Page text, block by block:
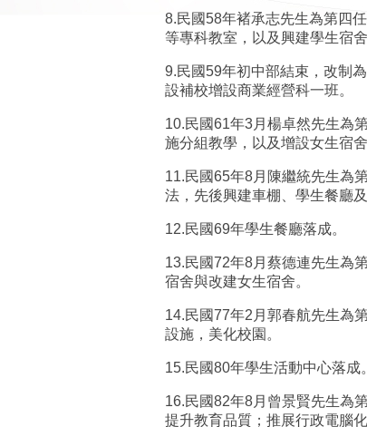
8.民國 58年褚承志先生為第四
等專科教室，以及興建學生宿舍
9.民國 59年初中部結束，改制
設補校增設商業經營科一班。
10.民國61年3月楊卓然先生為
施分組教學，以及增設女生宿舍
11.民國65年8月陳繼統先生為
法，先後興建車棚、學生餐廳及
12.民國69年學生餐廳落成。
13.民國72年8月蔡德連先生為
宿舍與改建女生宿舍。
14.民國77年2 月郭春航先生為
設施，美化校園。
15.民國80年學生活動中心落成。
16.民國82年8月曾景賢先生為
提升教育品質；推展行政電腦